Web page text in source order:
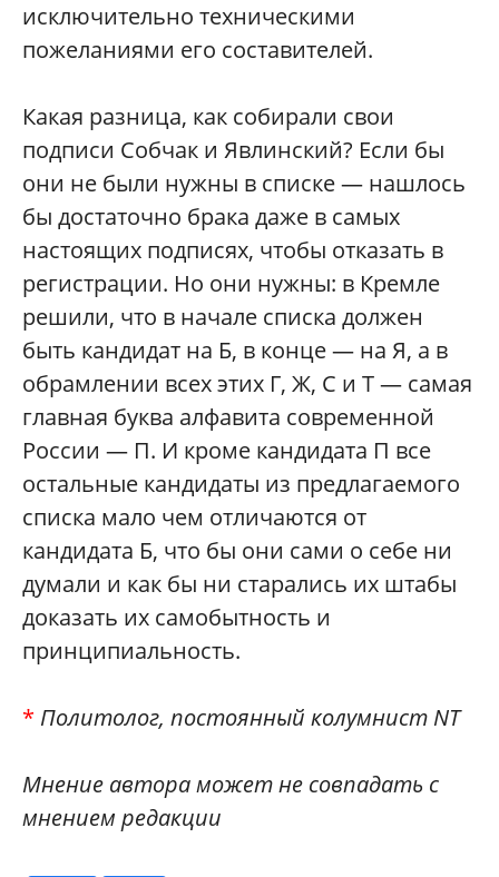
исключительно техническими
пожеланиями его составителей.
Какая разница, как собирали свои
подписи Собчак и Явлинский? Если бы
они не были нужны в списке — нашлось
бы достаточно брака даже в самых
настоящих подписях, чтобы отказать в
регистрации. Но они нужны: в Кремле
решили, что в начале списка должен
быть кандидат на Б, в конце — на Я, а в
обрамлении всех этих Г, Ж, С и Т — самая
главная буква алфавита современной
России — П. И кроме кандидата П все
остальные кандидаты из предлагаемого
списка мало чем отличаются от
кандидата Б, что бы они сами о себе ни
думали и как бы ни старались их штабы
доказать их самобытность и
принципиальность.
* Политолог, постоянный колумнист NT
Мнение автора может не совпадать с
мнением редакции